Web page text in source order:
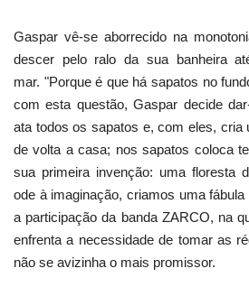
Gaspar vê-se aborrecido na
descer pelo ralo da sua banheira
mar. "Porque é que há sapatos no
com esta questão, Gaspar decide
ata todos os sapatos e, com eles, cria
de volta a casa; nos sapatos coloca
sua primeira invenção: uma floresta
ode à imaginação, criamos uma
a participação da banda ZARCO, na
enfrenta a necessidade de tomar as
não se avizinha o mais promissor.